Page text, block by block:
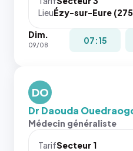
navigateur
pas la
place, et
les trois
dernières
images de
l'annuaire
dans ce
cas. #}
LieuÉzy-sur-Eure
Dim.
09/08 07:15
DO
Dr Daouda
Médecin généraliste
TarifSecteur 1